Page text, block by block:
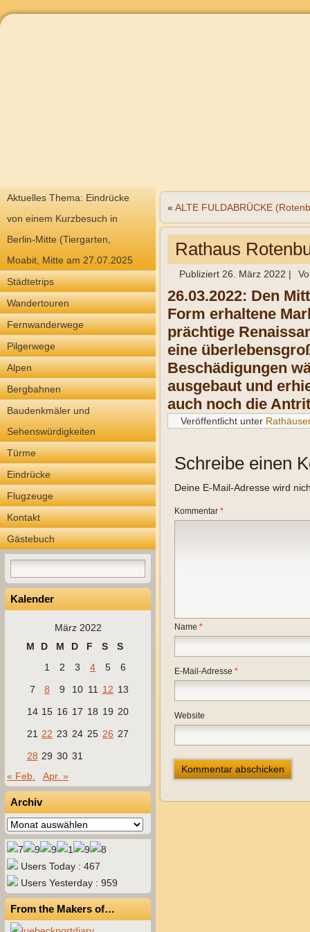
Aktuelles Thema: Eindrücke
von einem Kurzbesuch in
Berlin-Mitte (Tiergarten,
Moabit, Mitte am 27.07.2025
Städtetrips
Wandertouren
Fernwanderwege
Pilgerwege
Alpen
Bergbahnen
Baudenkmäler und
Sehenswürdigkeiten
Türme
Eindrücke
Flugzeuge
Kontakt
Gästebuch
Kalender
März 2022
M
D M D F S
S
1
2 3 4 5
6
7
8 9 10 11 12 13
14 15 16 17 18 19 20
21 22 23 24 25 26 27
28 29 30 31
« Feb.
Apr. »
Archiv
Archiv
Users Today : 467
Users Yesterday : 959
From the Makers of…
« ALTE FULDABRÜCKE
Rathaus
Publiziert 26. März 2022 |
26.03.2022: Den
Form erhaltene
prächtige
eine
Beschädigungen
ausgebaut und
auch noch die
Veröffentlicht unter
Schreibe einen
Deine E-Mail-Adresse wird
Kommentar *
Name *
E-Mail-Adresse *
Website